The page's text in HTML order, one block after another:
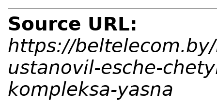
Source URL:
https://
ustanovil-esche-
kompleksa-yasna